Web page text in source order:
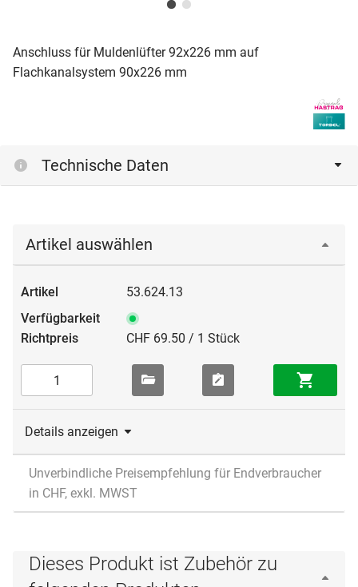
Anschluss für Muldenlüfter 92x226 mm auf
Flachkanalsystem 90x226 mm
Technische Daten
Artikel auswählen
53.624.13
CHF 69.50 / 1 Stück
Details anzeigen
Unverbindliche Preisempfehlung für Endverbraucher
in CHF, exkl. MWST
Dieses Produkt ist Zubehör zu